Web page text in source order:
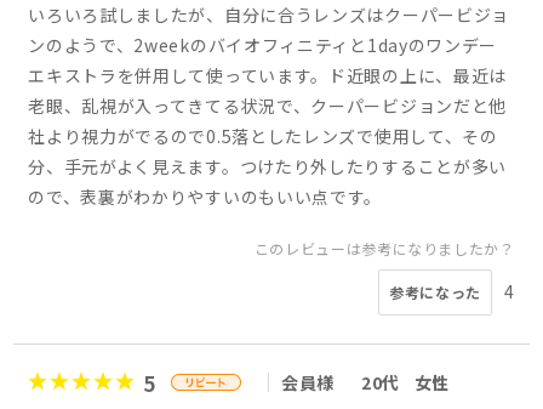
いろいろ試しましたが、自分に合うレンズはクーパービジョ
ンのようで、2weekのバイオフィニティと1dayのワンデー
エキストラを併用して使っています。ド近眼の上に、最近は
老眼、乱視が入ってきてる状況で、クーパービジョンだと他
社より視力がでるので0.5落としたレンズで使用して、その
分、手元がよく見えます。つけたり外したりすることが多い
ので、表裏がわかりやすいのもいい点です。
このレビューは参考になりましたか？
参考になった 4
5 会員様 20代 女性